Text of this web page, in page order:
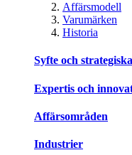
Affärsmodell
Varumärken
Historia
Syfte och
Expertis och
Affärsområden
Industrier